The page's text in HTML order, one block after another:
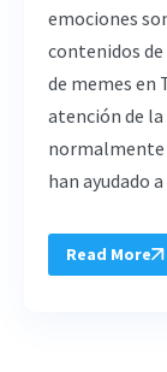
emociones
contenidos
de memes en
atención de la
normalmente
han ayudado a
Read More